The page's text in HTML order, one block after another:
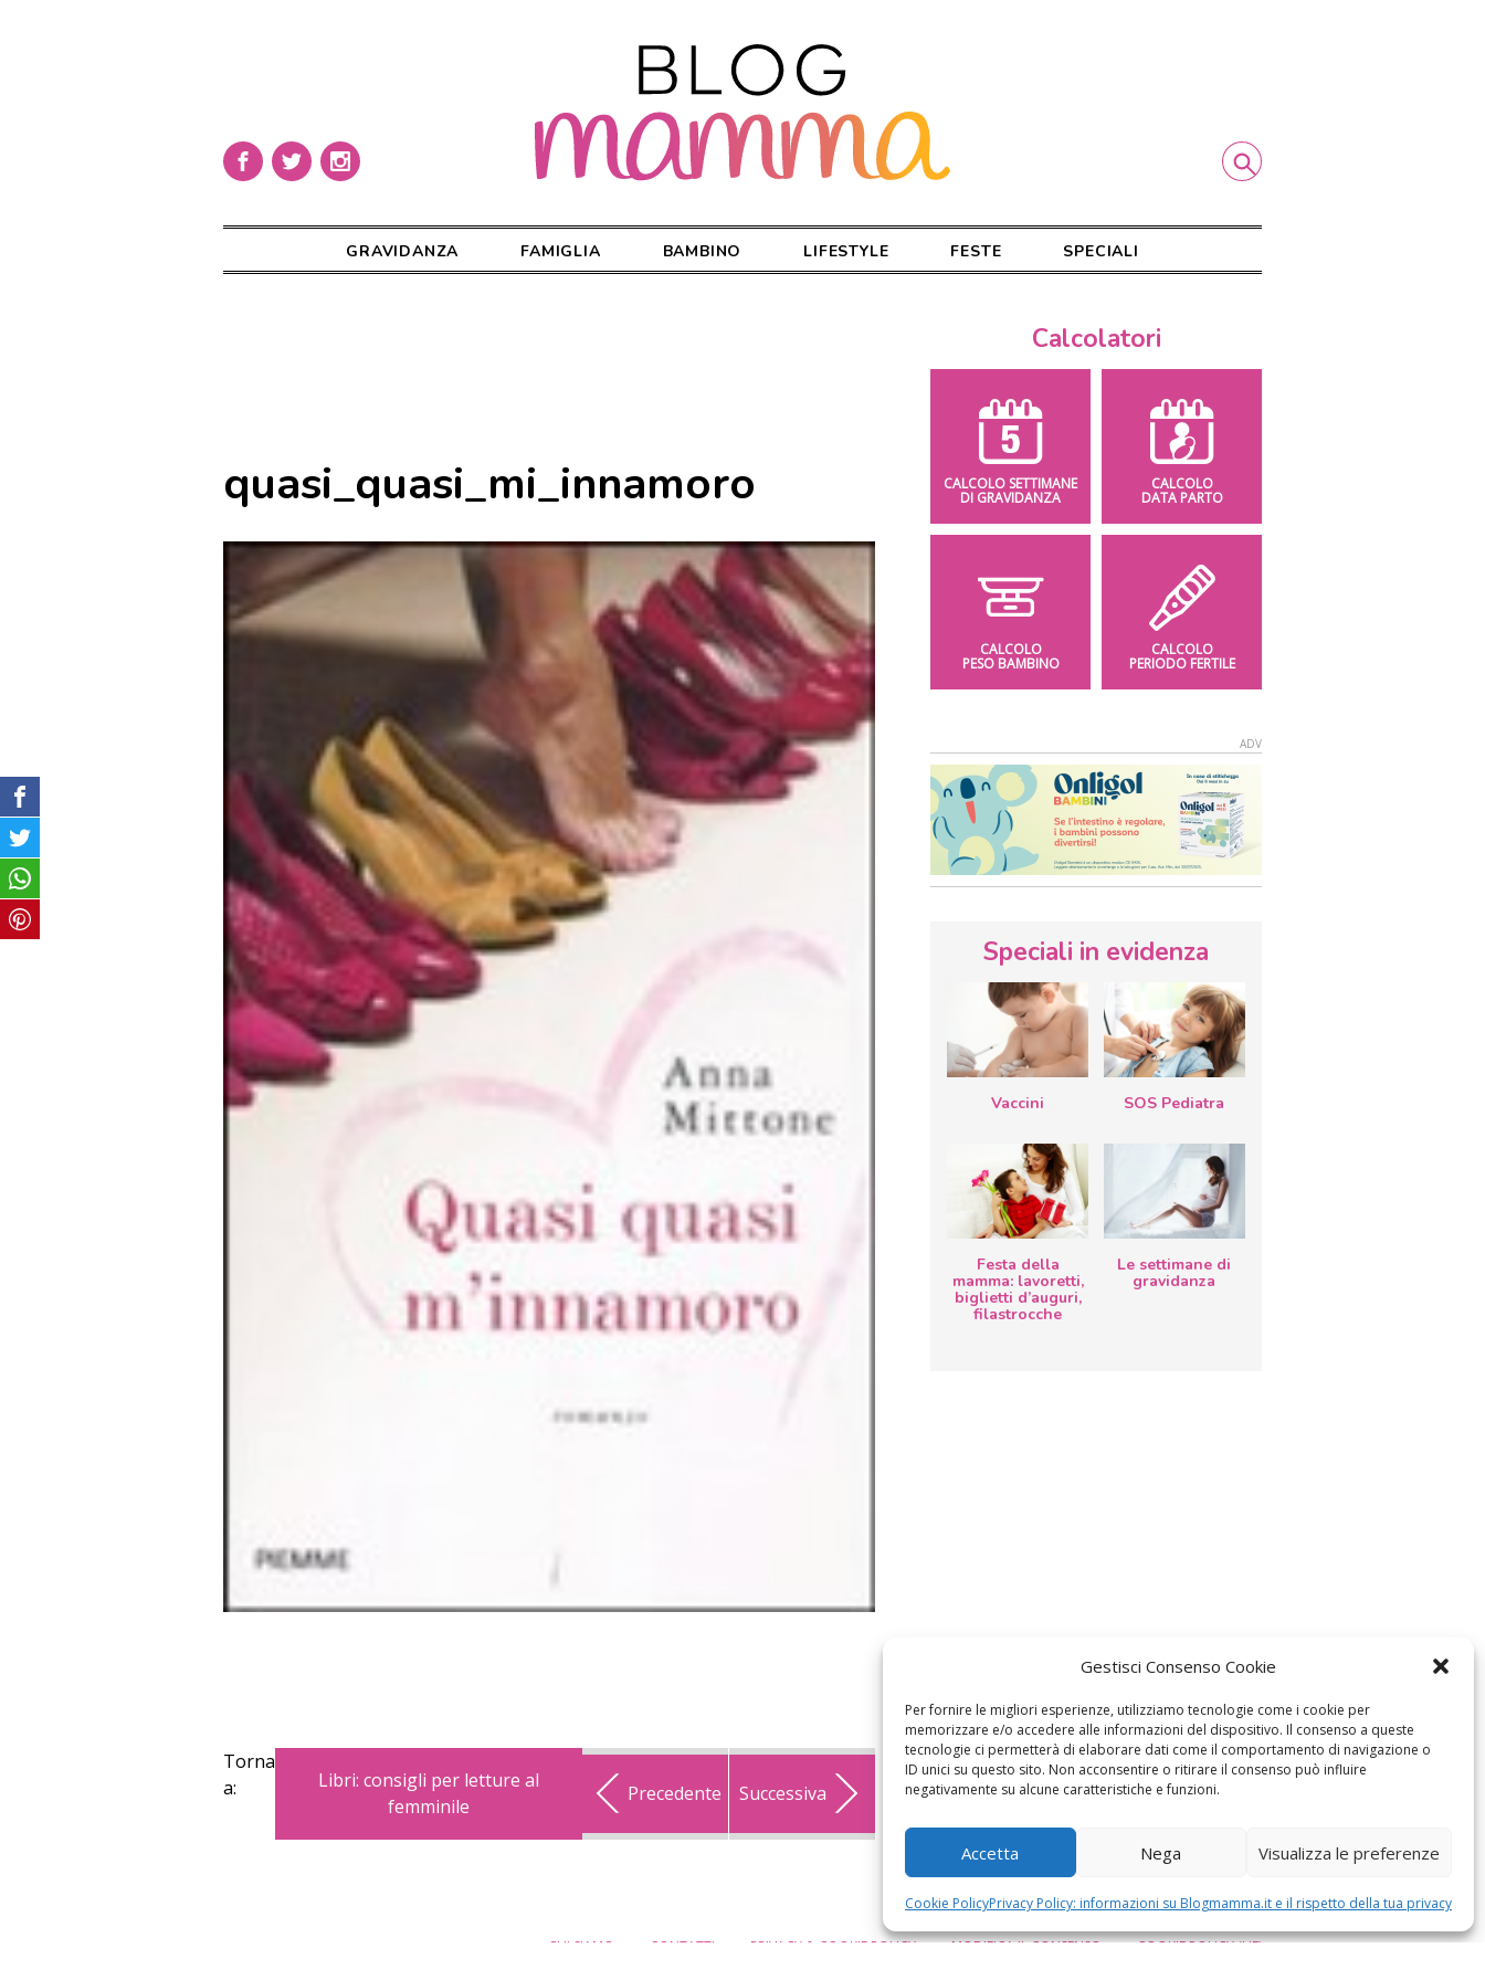
Gestisci Consenso Cookie
Per fornire le migliori esperienze, utilizziamo tecnologie come i cookie per
memorizzare e/o accedere alle informazioni del dispositivo. Il consenso a queste
tecnologie ci permetterà di elaborare dati come il comportamento di navigazione o
ID unici su questo sito. Non acconsentire o ritirare il consenso può influire
negativamente su alcune caratteristiche e funzioni.
Accetta Nega Visualizza le preferenze
Cookie PolicyPrivacy Policy: informazioni su Blogmamma.it e il rispetto della tua privacy
GRAVIDANZA FAMIGLIA BAMBINO LIFESTYLE FESTE SPECIALI
quasi_quasi_mi_innamoro
Torna
a:
Libri: consigli per letture al
femminile
Precedente Successiva
Calcolatori
CALCOLO SETTIMANE
DI GRAVIDANZA
CALCOLO
DATA PARTO
CALCOLO
PESO BAMBINO
CALCOLO
PERIODO FERTILE
Speciali in evidenza
Vaccini SOS Pediatra
Festa della
mamma: lavoretti,
biglietti d’auguri,
filastrocche
Le settimane di
gravidanza
CHI SIAMO CONTATTI PRIVACY & COOKIE POLICY MODIFICA IL CONSENSO COOKIE POLICY (UE)